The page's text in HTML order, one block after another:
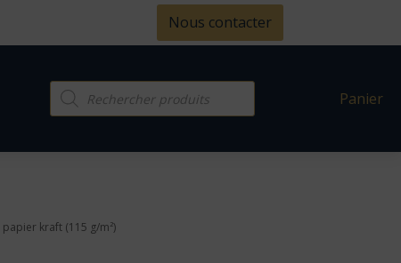
Nous contacter
Recherche
Panier
kraft (115 g/m²)